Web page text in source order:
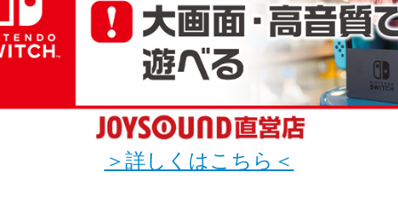
＞詳しくはこちら＜